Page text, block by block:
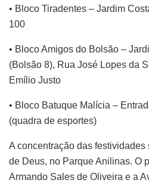
• Bloco Tiradentes – Jardim
100
• Bloco Amigos do Bolsão –
(Bolsão 8), Rua José Lopes da
Emílio Justo
• Bloco Batuque Malícia –
(quadra de esportes)
A concentração das
de Deus, no Parque Anilinas. O
Armando Sales de Oliveira e a